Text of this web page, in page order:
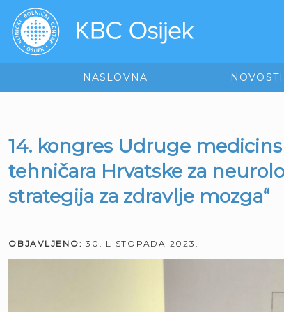
NASLOVNA NOVOSTI
14. kongres Udruge
tehničara Hrvatske za
strategija za zdravlje mozga“
OBJAVLJENO: 30. LISTOPADA 2023.